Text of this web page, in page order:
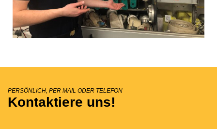
PERSÖNLICH, PER MAIL ODER TELEFON
Kontaktiere uns!